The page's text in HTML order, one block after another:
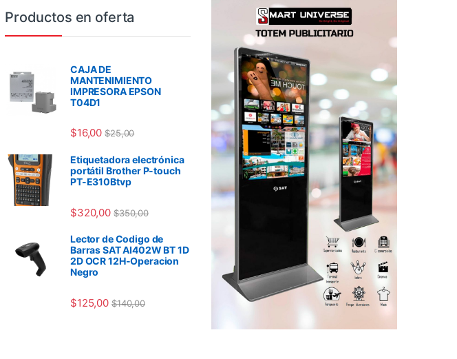
Productos en oferta
CAJA DE
MANTENIMIENTO
IMPRESORA EPSON
T04D1
$16,00 $25,00
Etiquetadora electrónica
portátil Brother P-touch
PT-E310Btvp
$320,00 $350,00
Lector de Codigo de
Barras SAT AI402W BT 1D
2D OCR 12H-Operacion
Negro
$125,00 $140,00